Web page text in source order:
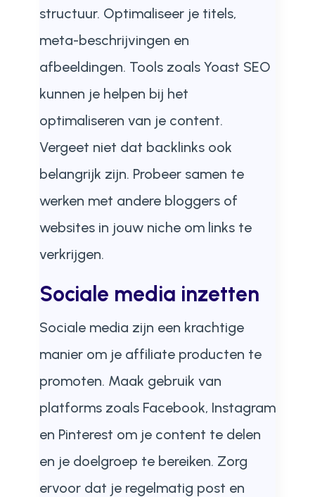
structuur. Optimaliseer je titels,
meta-beschrijvingen en
afbeeldingen. Tools zoals Yoast SEO
kunnen je helpen bij het
optimaliseren van je content.
Vergeet niet dat backlinks ook
belangrijk zijn. Probeer samen te
werken met andere bloggers of
websites in jouw niche om links te
verkrijgen.
Sociale media inzetten
Sociale media zijn een krachtige
manier om je affiliate producten te
promoten. Maak gebruik van
platforms zoals Facebook, Instagram
en Pinterest om je content te delen
en je doelgroep te bereiken. Zorg
ervoor dat je regelmatig post en